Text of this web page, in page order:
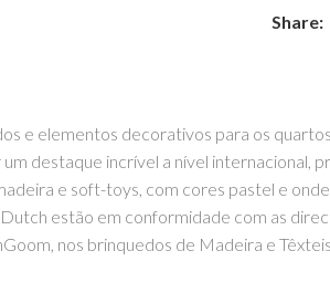
Share:
e elementos decorativos para os
destaque incrível a nível internacional,
e soft-toys, com cores pastel e
estão em conformidade com as
nos brinquedos de Madeira e